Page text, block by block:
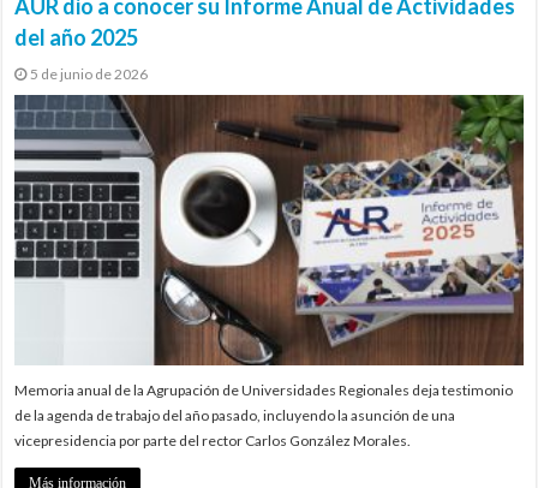
AUR dio a conocer su Informe Anual de Actividades
del año 2025
5 de junio de 2026
Memoria anual de la Agrupación de Universidades Regionales deja testimonio
de la agenda de trabajo del año pasado, incluyendo la asunción de una
vicepresidencia por parte del rector Carlos González Morales.
Más información